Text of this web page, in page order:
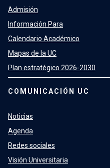
Admisión
Información Para
Calendario Académico
Mapas de la UC
Plan estratégico 2026-2030
COMUNICACIÓN UC
Noticias
Agenda
Redes sociales
Visión Universitaria